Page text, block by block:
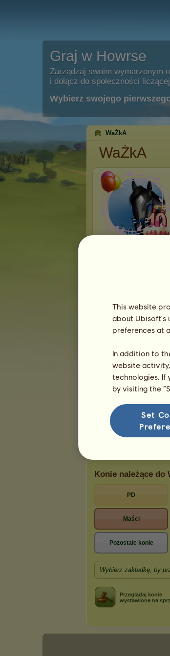
Graj w Howrse
Zarządzaj swoim wymarzonym
i dołącz do społeczności
Wybierz swojego
WaŻkA
WaŻkA
siwkik
Vanylla
2 3 ... 17
Trofea
6 23
Konie należące do
PD
Maści
Pozostałe konie
Wybierz zakładkę, by
Przeglądaj konie
wystawione na
This website
about Ubisoft's
preferences at
In addition to
website
technologies. If
by visiting the
Set